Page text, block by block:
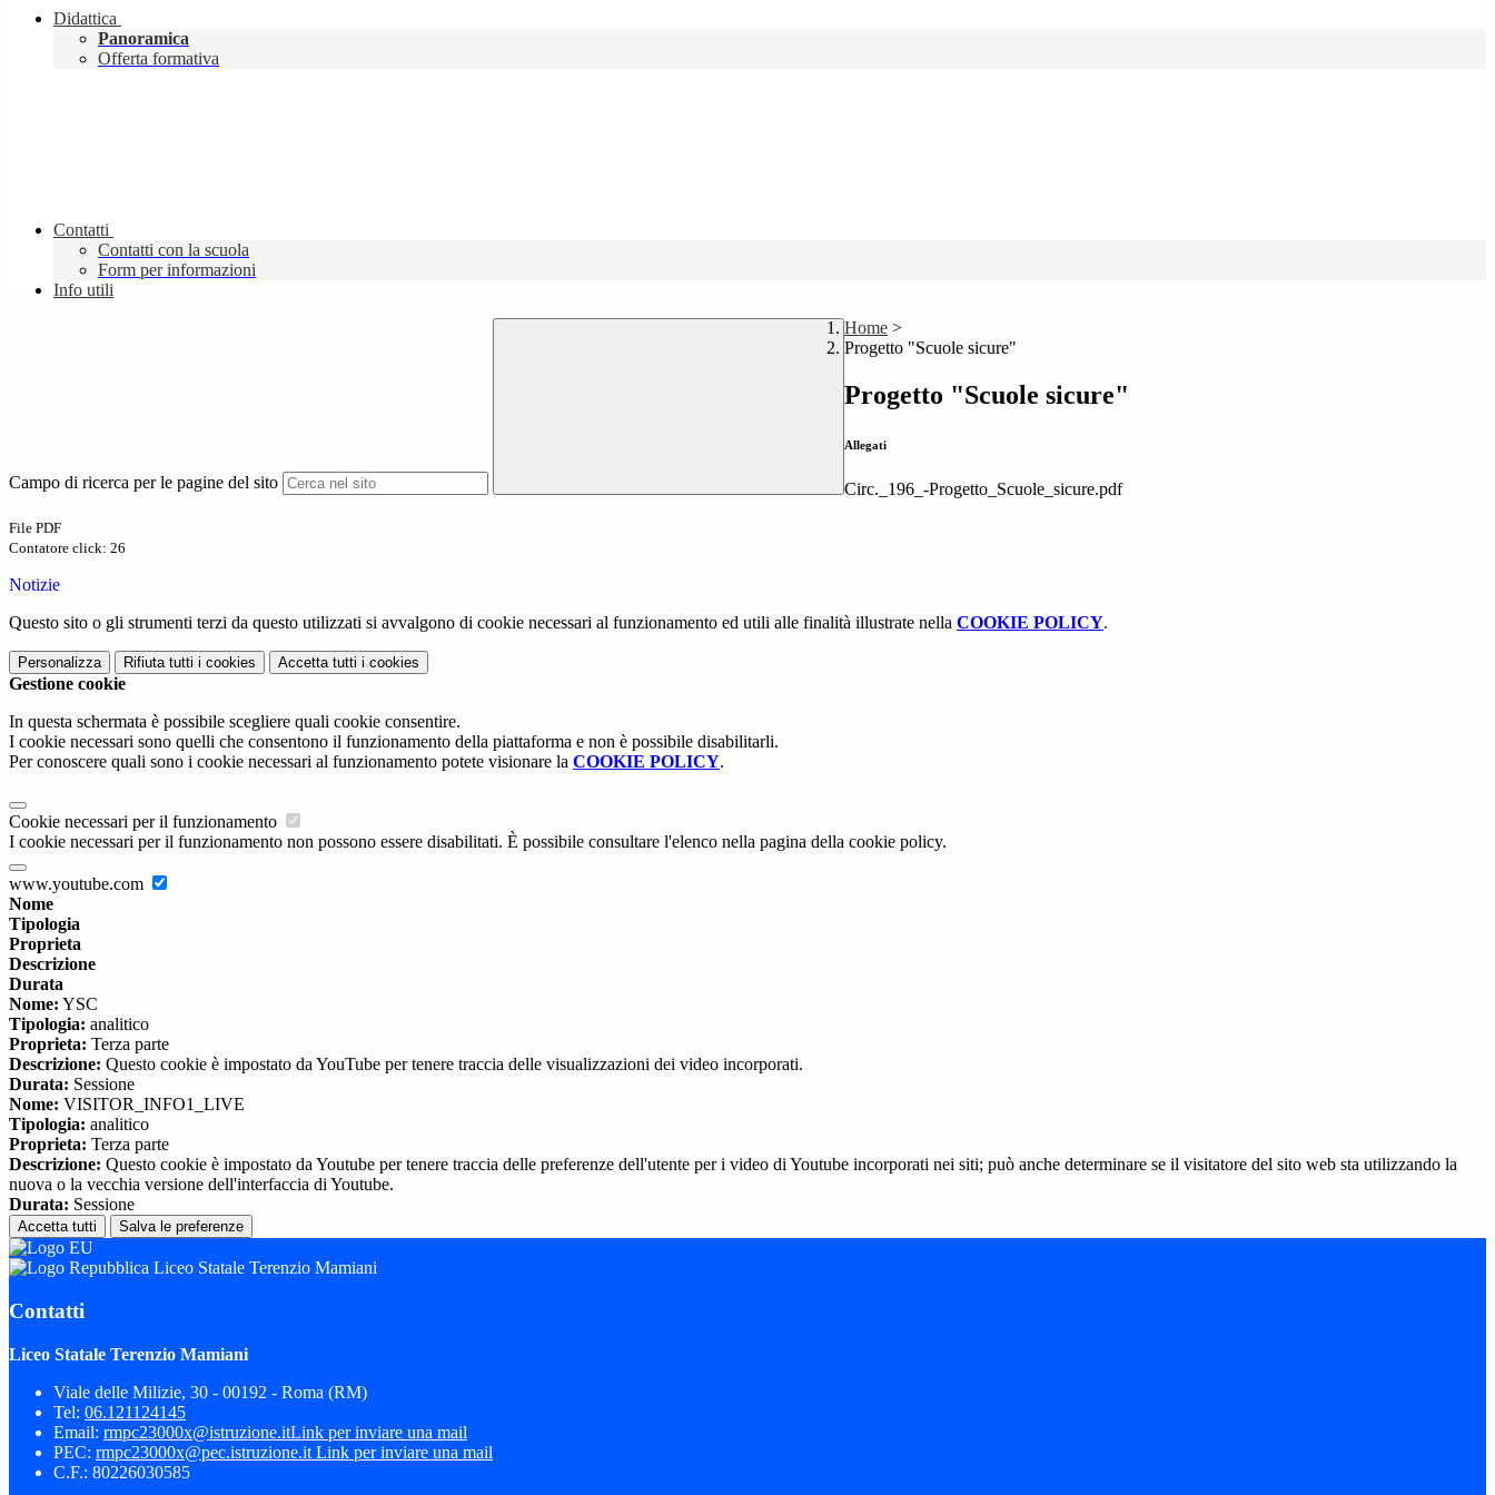
Didattica
Panoramica
Offerta formativa
Contatti
Contatti con la scuola
Form per informazioni
Info utili
Campo di ricerca per le pagine del sito
Home >
Progetto "Scuole sicure"
Progetto "Scuole sicure"
Allegati
Circ._196_-Progetto_Scuole_sicure.pdf
File PDF
Contatore click: 26
Notizie
Questo sito o gli strumenti terzi da questo utilizzati si avvalgono di cookie necessari al funzionamento ed utili alle finalità illustrate nella COOKIE POLICY.
Personalizza Rifiuta tutti i cookies Accetta tutti i cookies
Gestione cookie
In questa schermata è possibile scegliere quali cookie consentire.
I cookie necessari sono quelli che consentono il funzionamento della piattaforma e non è possibile disabilitarli.
Per conoscere quali sono i cookie necessari al funzionamento potete visionare la COOKIE POLICY.
Cookie necessari per il funzionamento
I cookie necessari per il funzionamento non possono essere disabilitati. È possibile consultare l'elenco nella pagina della cookie policy.
www.youtube.com
Nome
Tipologia
Proprieta
Descrizione
Durata
Nome: YSC
Tipologia: analitico
Proprieta: Terza parte
Descrizione: Questo cookie è impostato da YouTube per tenere traccia delle visualizzazioni dei video incorporati.
Durata: Sessione
Nome: VISITOR_INFO1_LIVE
Tipologia: analitico
Proprieta: Terza parte
Descrizione: Questo cookie è impostato da Youtube per tenere traccia delle preferenze dell'utente per i video di Youtube incorporati nei siti; può anche determinare se il visitatore del sito web sta utilizzando la
nuova o la vecchia versione dell'interfaccia di Youtube.
Durata: Sessione
Accetta tutti Salva le preferenze
Liceo Statale Terenzio Mamiani
Contatti
Liceo Statale Terenzio Mamiani
Viale delle Milizie, 30 - 00192 - Roma (RM)
Tel: 06.121124145
Email: rmpc23000x@istruzione.itLink per inviare una mail
PEC: rmpc23000x@pec.istruzione.it Link per inviare una mail
C.F.: 80226030585